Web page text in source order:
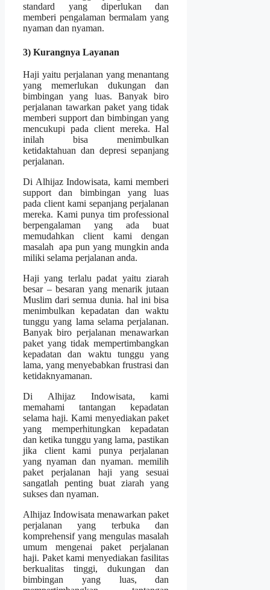
standard yang diperlukan dan
memberi pengalaman bermalam yang
nyaman dan nyaman.
3) Kurangnya Layanan
Haji yaitu perjalanan yang menantang
yang memerlukan dukungan dan
bimbingan yang luas. Banyak biro
perjalanan tawarkan paket yang tidak
memberi support dan bimbingan yang
mencukupi pada client mereka. Hal
inilah bisa menimbulkan
ketidaktahuan dan depresi sepanjang
perjalanan.
Di Alhijaz Indowisata, kami memberi
support dan bimbingan yang luas
pada client kami sepanjang perjalanan
mereka. Kami punya tim professional
berpengalaman yang ada buat
memudahkan client kami dengan
masalah apa pun yang mungkin anda
miliki selama perjalanan anda.
Haji yang terlalu padat yaitu ziarah
besar – besaran yang menarik jutaan
Muslim dari semua dunia. hal ini bisa
menimbulkan kepadatan dan waktu
tunggu yang lama selama perjalanan.
Banyak biro perjalanan menawarkan
paket yang tidak mempertimbangkan
kepadatan dan waktu tunggu yang
lama, yang menyebabkan frustrasi dan
ketidaknyamanan.
Di Alhijaz Indowisata, kami
memahami tantangan kepadatan
selama haji. Kami menyediakan paket
yang memperhitungkan kepadatan
dan ketika tunggu yang lama, pastikan
jika client kami punya perjalanan
yang nyaman dan nyaman. memilih
paket perjalanan haji yang sesuai
sangatlah penting buat ziarah yang
sukses dan nyaman.
Alhijaz Indowisata menawarkan paket
perjalanan yang terbuka dan
komprehensif yang mengulas masalah
umum mengenai paket perjalanan
haji. Paket kami menyediakan fasilitas
berkualitas tinggi, dukungan dan
bimbingan yang luas, dan